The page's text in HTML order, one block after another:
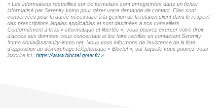
« Les informations recueillies sur ce formulaire sont enregistrées dans un fichier
informatisé par Serenity Immo pour gérer votre demande de contact. Elles sont
conservées pour la durée nécessaire à la gestion de la relation client dans le respect
des prescriptions légales applicables et sont destinées à nos conseillers
Conformément à la loi « informatique et libertés », vous pouvez exercer votre droit
d'accès aux données vous concernant et les faire rectifier en contactant Serenity
Immo sonia@serenity-immo.net. Nous vous informons de l'existence de la liste
d'opposition au démarchage téléphonique « Bloctel », sur laquelle vous pouvez vous
inscrire ici : https://www.bloctel.gouv.fr/»